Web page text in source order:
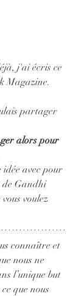
Magazine.
alors pour
idée avec pour
Gandhi
voulez
nous ne
l’unique but
que nous